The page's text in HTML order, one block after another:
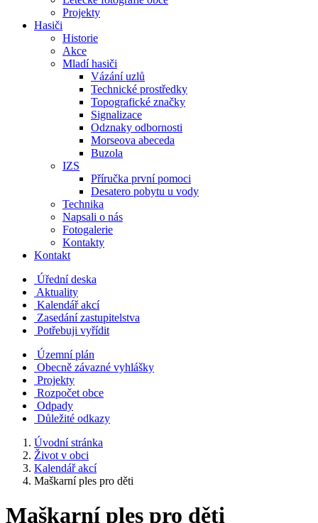
Projekty
Hasiči
Historie
Akce
Mladí hasiči
Vázání uzlů
Technické prostředky
Topografické značky
Signalizace
Odznaky odbornosti
Morseova abeceda
Buzola
IZS
Příručka první pomoci
Desatero pobytu u vody
Technika
Napsali o nás
Fotogalerie
Kontakty
Kontakt
Úřední deska
Aktuality
Kalendář akcí
Zasedání zastupitelstva
Potřebuji vyřídit
Územní plán
Obecně závazné vyhlášky
Projekty
Rozpočet obce
Odpady
Důležité odkazy
Úvodní stránka
Život v obci
Kalendář akcí
Maškarní ples pro děti
Maškarní ples pro děti